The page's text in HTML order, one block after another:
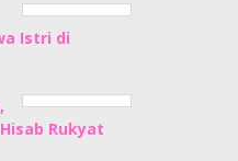
Istri di
Rukyat